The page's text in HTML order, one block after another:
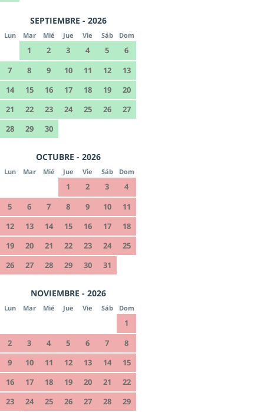
SEPTIEMBRE - 2026
Lun Mar Mié Jue Vie Sáb Dom
1 2 3 4 5
6
7
8 9 10 11 12
13
14
15 16 17 18 19
20
21
22 23 24 25 26
27
28
29 30
OCTUBRE - 2026
Lun Mar Mié Jue Vie Sáb Dom
1 2 3
4
5
6 7 8 9 10
11
12
13 14 15 16 17
18
19
20 21 22 23 24
25
26
27 28 29 30 31
NOVIEMBRE - 2026
Lun Mar Mié Jue Vie Sáb Dom
1
2
3 4 5 6 7
8
9
10 11 12 13 14
15
16
17 18 19 20 21
22
23
24 25 26 27 28
29